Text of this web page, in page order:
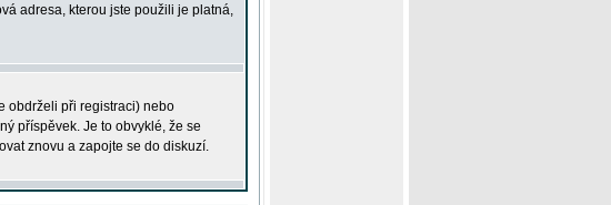
adresa, kterou jste použili je platná,
obdrželi při registraci) nebo
příspěvek. Je to obvyklé, že se
znovu a zapojte se do diskuzí.